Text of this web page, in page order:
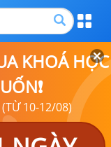
KHOÁ HỌC
(TỪ 10-12/08)